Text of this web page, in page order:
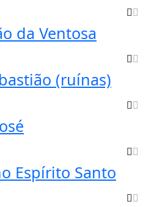
da Ventosa
(ruínas)
Espírito Santo